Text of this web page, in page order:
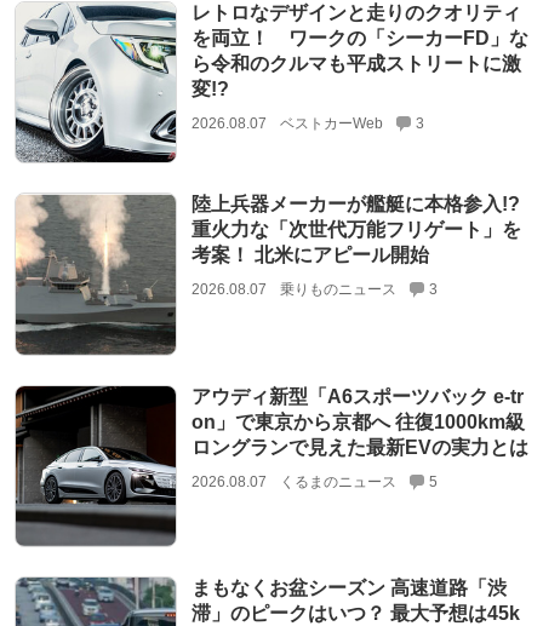
レトロなデザインと走りのクオリティ
を両立！ ワークの「シーカーFD」な
ら令和のクルマも平成ストリートに激
変!?
2026.08.07 ベストカーWeb 3
陸上兵器メーカーが艦艇に本格参入!?
重火力な「次世代万能フリゲート」を
考案！ 北米にアピール開始
2026.08.07 乗りものニュース 3
アウディ新型「A6スポーツバック e-tr
on」で東京から京都へ 往復1000km級
ロングランで見えた最新EVの実力とは
2026.08.07 くるまのニュース 5
まもなくお盆シーズン 高速道路「渋
滞」のピークはいつ？ 最大予想は45k